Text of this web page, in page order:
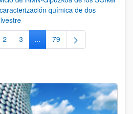
química de dos
Página
2 Página
3 ...Páginas intermedias Use TAB
Página
79